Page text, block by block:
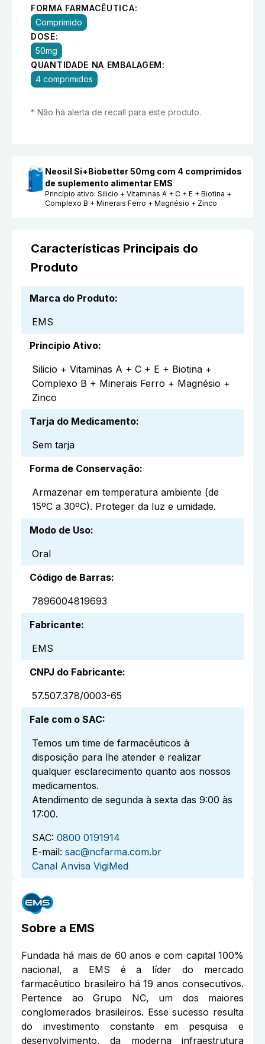
FORMA FARMACÊUTICA:
Comprimido
DOSE:
50mg
QUANTIDADE NA EMBALAGEM:
4 comprimidos
* Não há alerta de recall para este produto.
Neosil Si+Biobetter 50mg com 4 comprimidos
de suplemento alimentar EMS
Princípio ativo:Silicio + Vitaminas A + C + E + Biotina +
Complexo B + Minerais Ferro + Magnésio + Zinco
Características Principais do
Produto
Marca do Produto:
EMS
Princípio Ativo:
Silicio + Vitaminas A + C + E + Biotina +
Complexo B + Minerais Ferro + Magnésio +
Zinco
Tarja do Medicamento:
Sem tarja
Forma de Conservação:
Armazenar em temperatura ambiente (de
15ºC a 30ºC). Proteger da luz e umidade.
Modo de Uso:
Oral
Código de Barras:
7896004819693
Fabricante:
EMS
CNPJ do Fabricante:
57.507.378/0003-65
Fale com o SAC:
Temos um time de farmacêuticos à
disposição para lhe atender e realizar
qualquer esclarecimento quanto aos nossos
medicamentos.
Atendimento de segunda à sexta das 9:00 às
17:00.
SAC: 0800 0191914
E-mail: sac@ncfarma.com.br
Canal Anvisa VigiMed
Sobre a EMS
Fundada há mais de 60 anos e com capital 100%
nacional, a EMS é a líder do mercado
farmacêutico brasileiro há 19 anos consecutivos.
Pertence ao Grupo NC, um dos maiores
conglomerados brasileiros. Esse sucesso resulta
do investimento constante em pesquisa e
desenvolvimento, da moderna infraestrutura